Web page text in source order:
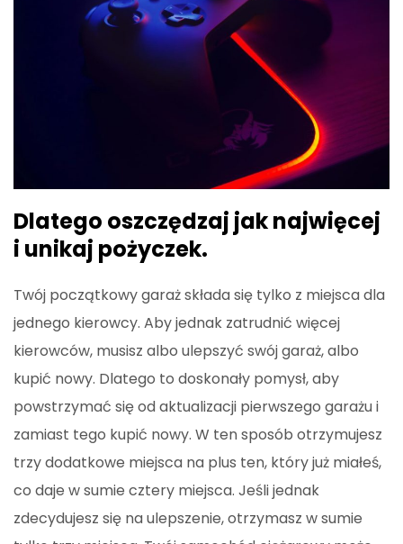
Dlatego oszczędzaj jak najwięcej
i unikaj pożyczek.
Twój początkowy garaż składa się tylko z miejsca dla
jednego kierowcy. Aby jednak zatrudnić więcej
kierowców, musisz albo ulepszyć swój garaż, albo
kupić nowy. Dlatego to doskonały pomysł, aby
powstrzymać się od aktualizacji pierwszego garażu i
zamiast tego kupić nowy. W ten sposób otrzymujesz
trzy dodatkowe miejsca na plus ten, który już miałeś,
co daje w sumie cztery miejsca. Jeśli jednak
zdecydujesz się na ulepszenie, otrzymasz w sumie